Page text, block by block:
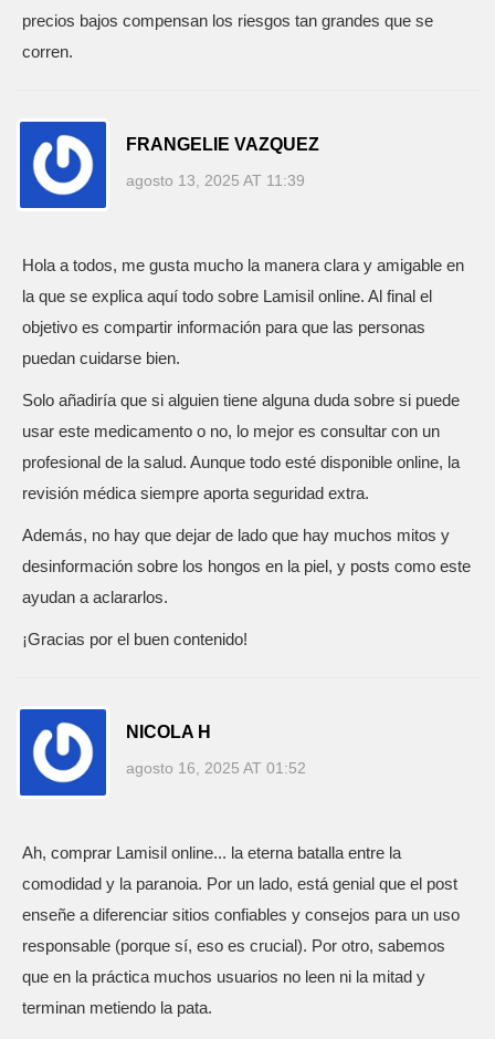
precios bajos compensan los riesgos tan grandes que se
corren.
FRANGELIE VAZQUEZ
agosto 13, 2025 AT 11:39
Hola a todos, me gusta mucho la manera clara y amigable en
la que se explica aquí todo sobre Lamisil online. Al final el
objetivo es compartir información para que las personas
puedan cuidarse bien.
Solo añadiría que si alguien tiene alguna duda sobre si puede
usar este medicamento o no, lo mejor es consultar con un
profesional de la salud. Aunque todo esté disponible online, la
revisión médica siempre aporta seguridad extra.
Además, no hay que dejar de lado que hay muchos mitos y
desinformación sobre los hongos en la piel, y posts como este
ayudan a aclararlos.
¡Gracias por el buen contenido!
NICOLA H
agosto 16, 2025 AT 01:52
Ah, comprar Lamisil online... la eterna batalla entre la
comodidad y la paranoia. Por un lado, está genial que el post
enseñe a diferenciar sitios confiables y consejos para un uso
responsable (porque sí, eso es crucial). Por otro, sabemos
que en la práctica muchos usuarios no leen ni la mitad y
terminan metiendo la pata.